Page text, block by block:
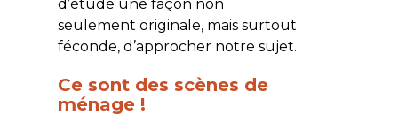
d’étude une façon non
seulement originale, mais surtout
féconde, d’approcher notre sujet.
Ce sont des scènes de
ménage !